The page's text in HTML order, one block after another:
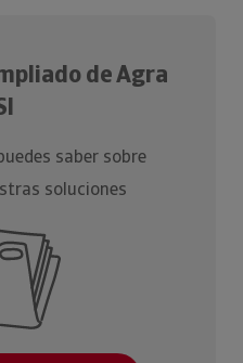
de Agra
saber sobre
soluciones